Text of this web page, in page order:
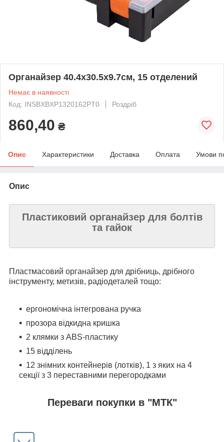
Органайзер 40.4х30.5х9.7см, 15 отделений
Немає в наявності
Код: INSBXBXP1320162PT0
Роздріб
860,40 ₴
Опис Характеристики Доставка Оплата Умови
Опис
Пластиковий органайзер для болтів
та гайок
Пластмасовий органайзер для дрібниць, дрібного
інструменту, метизів, радіодеталей тощо:
ергономічна інтегрована ручка
прозора відкидна кришка
2 клямки з ABS-пластику
15 відділень
12 знімних контейнерів (лотків), 1 з яких на 4
секції з 3 переставними перегородками
Переваги покупки в "МТК"